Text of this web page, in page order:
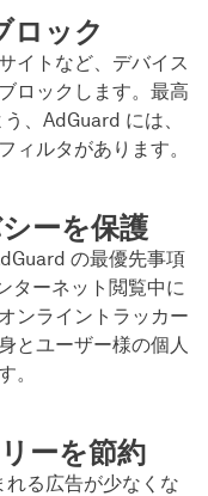
ロック
イトなど、デバイス
ロックします。最高
、AdGuard には、
ィルタがあります。
ーを保護
の最優先事項
ターネット閲覧中に
ンライントラッカー
とユーザー様の個人
。
ーを節約
る広告が少なくな